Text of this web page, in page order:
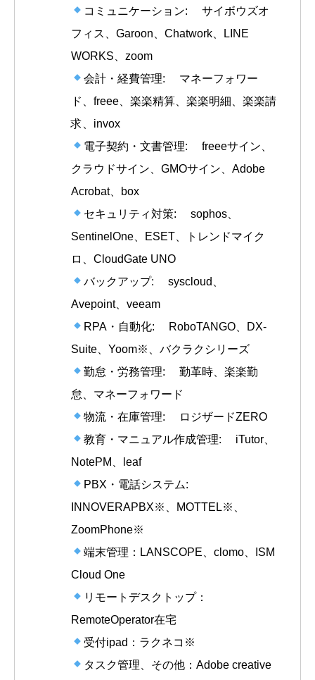
コミュニケーション: サイボウズオ
フィス、Garoon、Chatwork、LINE
WORKS、zoom
会計・経費管理: マネーフォワー
ド、freee、楽楽精算、楽楽明細、楽楽請
求、invox
電子契約・文書管理: freeeサイン、
クラウドサイン、GMOサイン、Adobe
Acrobat、box
セキュリティ対策: sophos、
SentinelOne、ESET、トレンドマイク
ロ、CloudGate UNO
バックアップ: syscloud、
Avepoint、veeam
RPA・自動化: RoboTANGO、DX-
Suite、Yoom※、バクラクシリーズ
勤怠・労務管理: 勤革時、楽楽勤
怠、マネーフォワード
物流・在庫管理: ロジザードZERO
教育・マニュアル作成管理: iTutor、
NotePM、leaf
PBX・電話システム:
INNOVERAPBX※、MOTTEL※、
ZoomPhone※
端末管理：LANSCOPE、clomo、ISM
Cloud One
リモートデスクトップ：
RemoteOperator在宅
受付ipad：ラクネコ※
タスク管理、その他：Adobe creative